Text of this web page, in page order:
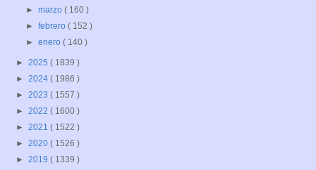
►marzo( 160 )
►febrero( 152 )
►enero( 140 )
► 2025 ( 1839 )
► 2024 ( 1986 )
► 2023 ( 1557 )
► 2022 ( 1600 )
► 2021 ( 1522 )
► 2020 ( 1526 )
► 2019 ( 1339 )